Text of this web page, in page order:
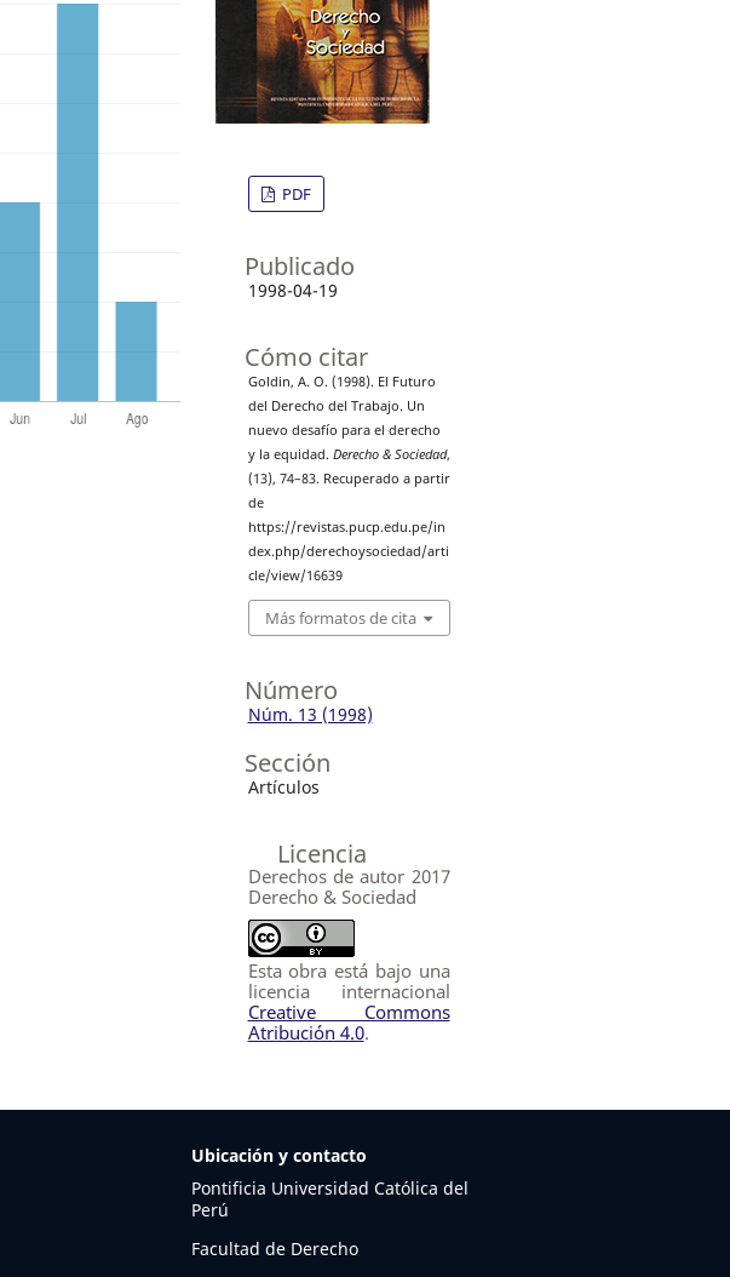
PDF
Publicado
1998-04-19
Cómo citar
Goldin, A. O. (1998). El Futuro
del Derecho del Trabajo. Un
nuevo desafío para el derecho
y la equidad. Derecho & Sociedad,
(13), 74–83. Recuperado a partir
de
https://revistas.pucp.edu.pe/in
dex.php/derechoysociedad/arti
cle/view/16639
Más formatos de cita
Número
Núm. 13 (1998)
Sección
Artículos
Licencia
Derechos de autor 2017
Derecho & Sociedad
Esta obra está bajo una
licencia internacional
Creative Commons
Atribución 4.0.
Ubicación y contacto
Pontificia Universidad Católica del
Perú
Facultad de Derecho